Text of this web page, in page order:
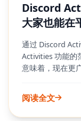
Discord
大家也能在
通过 Discord
Activities 功能的
意味着，现在更
友无缝进入游戏
Activities 旨在将
充满活力和协作
阅读全文